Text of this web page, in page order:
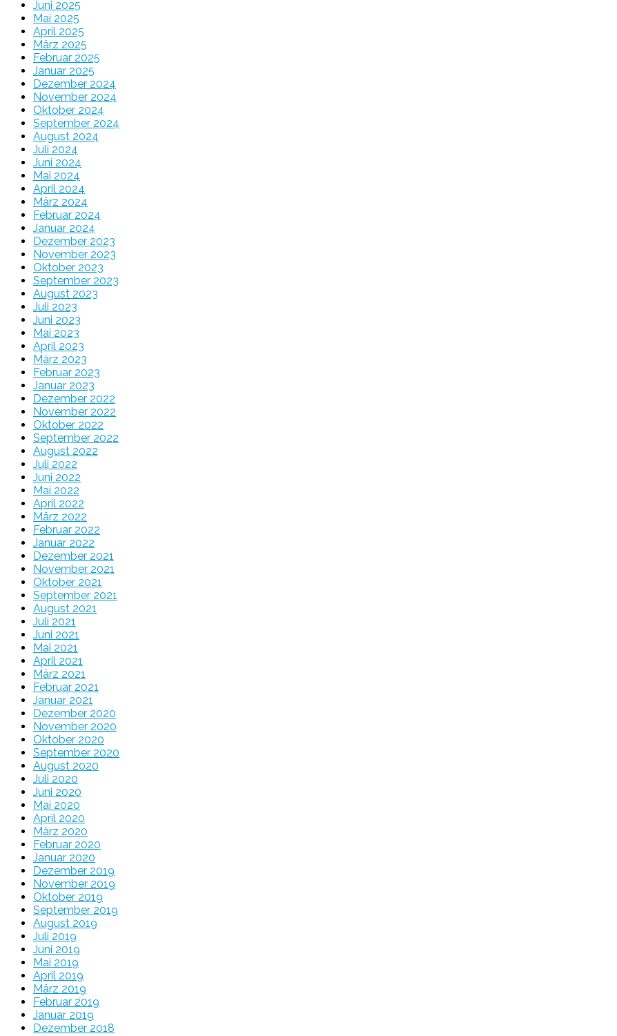
Juni 2025
Mai 2025
April 2025
März 2025
Februar 2025
Januar 2025
Dezember 2024
November 2024
Oktober 2024
September 2024
August 2024
Juli 2024
Juni 2024
Mai 2024
April 2024
März 2024
Februar 2024
Januar 2024
Dezember 2023
November 2023
Oktober 2023
September 2023
August 2023
Juli 2023
Juni 2023
Mai 2023
April 2023
März 2023
Februar 2023
Januar 2023
Dezember 2022
November 2022
Oktober 2022
September 2022
August 2022
Juli 2022
Juni 2022
Mai 2022
April 2022
März 2022
Februar 2022
Januar 2022
Dezember 2021
November 2021
Oktober 2021
September 2021
August 2021
Juli 2021
Juni 2021
Mai 2021
April 2021
März 2021
Februar 2021
Januar 2021
Dezember 2020
November 2020
Oktober 2020
September 2020
August 2020
Juli 2020
Juni 2020
Mai 2020
April 2020
März 2020
Februar 2020
Januar 2020
Dezember 2019
November 2019
Oktober 2019
September 2019
August 2019
Juli 2019
Juni 2019
Mai 2019
April 2019
März 2019
Februar 2019
Januar 2019
Dezember 2018